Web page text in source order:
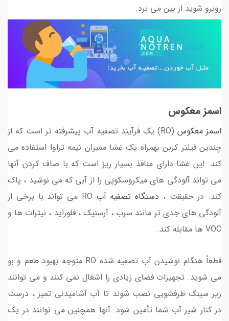
روبرو شوید از بین می برد.
اسمز معکوس
اسمز معکوس
(RO) یک فرآیند تصفیه آب پیشرفته تر است که از
چندین فیلتر کربن بهمراه یک غشا ممبران نیمه تراوا استفاده می
کند. این غشا دارای منافذ بسیار ریز است که با صاف کردن آنها
می تواند آلودگی های میکروسکوپی را از آبی که می نوشید ، پاک
کند. در حقیقت ، دستگاه تصفیه آب
RO می تواند با برخی از
آلودگی های جدی تر مانند سرب ، آرسنیک ، فلوراید ، نیترات ها و
VOC ها مقابله کند.
قطعاً هنگام نوشیدن آب تصفیه شده RO متوجه بهبود طعم و بو
می شوید. تجهیزات فضای زیادی را اشغال نمی کنند و می توانند
زیر سینک ظرفشویی نصب شوند تا آب آشامیدنی تمیز ، درست
در کنار شیر آب شما تأمین شود. آنها همچنین می توانند در یک